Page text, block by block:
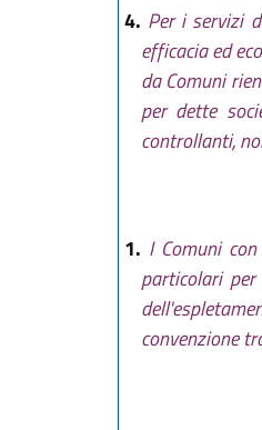
4. Per i servizi
efficacia ed
da Comuni
per dette
controllanti,
1. I Comuni
particolari
convenzione